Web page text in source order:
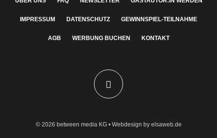
IMPRESSUM DATENSCHUTZ GEWINNSPIEL-TEILNAHME
AGB WERBUNG BUCHEN KONTAKT
© 2026 between media KG• Webdesign by elsaweb.de